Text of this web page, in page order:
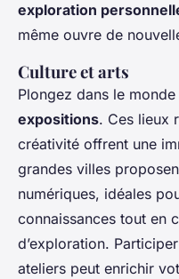
exploration
même ouvre de
Culture et arts
Plongez dans le
expositions. Ces lieux
créativité offrent une
grandes villes
numériques, idéales
connaissances tout en
d’exploration.
ateliers peut enrichir